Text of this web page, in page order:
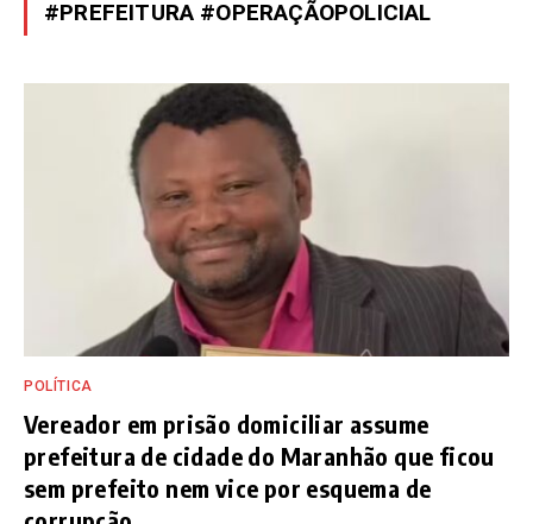
#PREFEITURA #OPERAÇÃOPOLICIAL
POLÍTICA
Vereador em prisão domiciliar assume
prefeitura de cidade do Maranhão que ficou
sem prefeito nem vice por esquema de